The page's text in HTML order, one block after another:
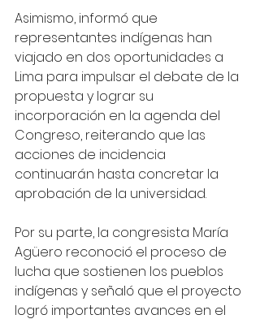
Asimismo, informó que
representantes indígenas han
viajado en dos oportunidades a
Lima para impulsar el debate de la
propuesta y lograr su
incorporación en la agenda del
Congreso, reiterando que las
acciones de incidencia
continuarán hasta concretar la
aprobación de la universidad.
Por su parte, la congresista María
Agüero reconoció el proceso de
lucha que sostienen los pueblos
indígenas y señaló que el proyecto
logró importantes avances en el